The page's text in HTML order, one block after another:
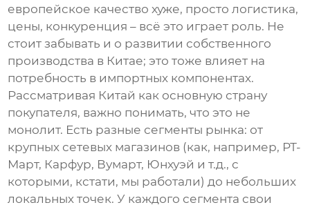
европейское качество хуже, просто логистика,
цены, конкуренция – всё это играет роль. Не
стоит забывать и о развитии собственного
производства в Китае; это тоже влияет на
потребность в импортных компонентах.
Рассматривая Китай как основную страну
покупателя, важно понимать, что это не
монолит. Есть разные сегменты рынка: от
крупных сетевых магазинов (как, например, РТ-
Март, Карфур, Вумарт, Юнхуэй и т.д., с
которыми, кстати, мы работали) до небольших
локальных точек. У каждого сегмента свои